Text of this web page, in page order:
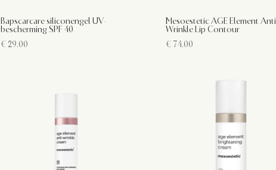
Bapscarcare siliconengel UV-
bescherming SPF 40
€29.00
Mesoestetic AGE Element Anti
Wrinkle Lip Contour
€74.00